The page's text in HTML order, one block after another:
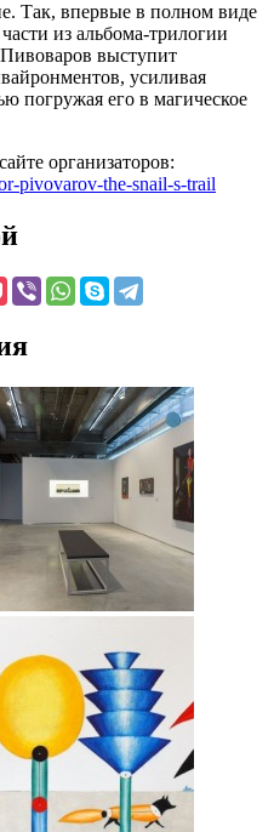
Так, впервые в полном виде
из альбома-трилогии
выступит
усиливая
погружая его в магическое
организаторов:
pivovarov-the-snail-s-trail